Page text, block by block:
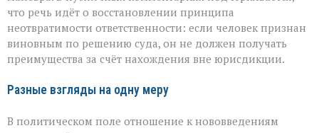
что речь идёт о восстановлении принципа
неотвратимости ответственности: если человек признан
виновным по решению суда, он не должен получать
преимущества за счёт нахождения вне юрисдикции.
Разные взгляды на одну меру
В политическом поле отношение к нововведениям